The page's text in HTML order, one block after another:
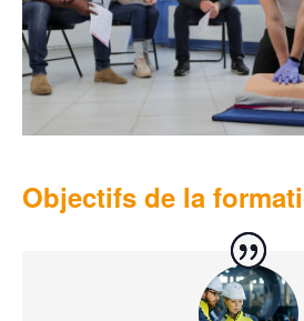
Objectifs de la